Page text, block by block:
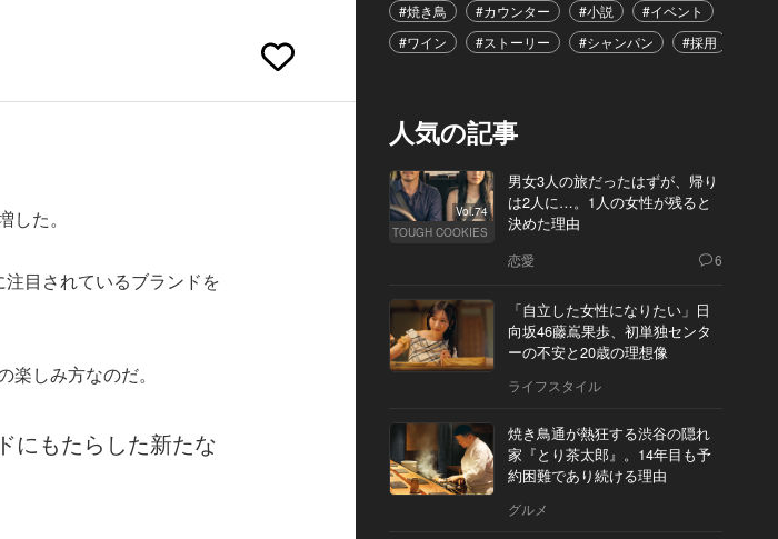
た。
目されているブランドを
しみ方なのだ。
にもたらした新たな
#焼き鳥 #カウンター #小説 #イベント
#ワイン
#ストーリー #シャンパン #採用
人気の記事
Vol.74
TOUGH COOKIES
男女3人の旅だったはずが、帰り
は2人に…。1人の女性が残ると
決めた理由
恋愛 6
「自立した女性になりたい」日
向坂46藤嶌果歩、初単独センタ
ーの不安と20歳の理想像
ライフスタイル
焼き鳥通が熱狂する渋谷の隠れ
家『とり茶太郎』。14年目も予
約困難であり続ける理由
グルメ